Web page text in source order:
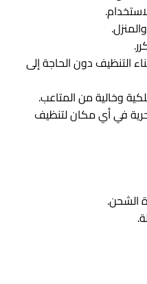
التنظيف دون الحاجة إلى
وخالية من المتاعب.
في أي مكان لتنظيف
الشحن.